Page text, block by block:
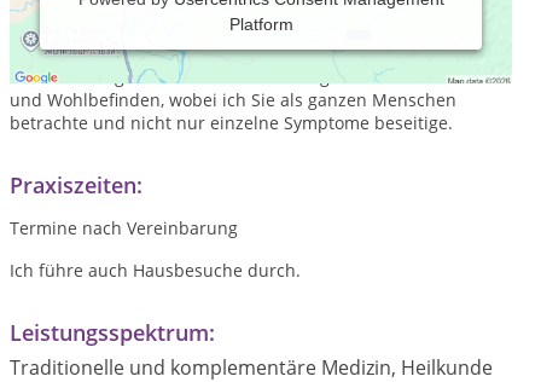
Platform
Meine Naturheilpraxis bietet schwerpunktmäßig natürliche
Frauenheilkunde und Hormonberatung sowie Darmtherapie
an. Gerne begleite ich Sie auf dem Weg zu mehr Gesundheit
und Wohlbefinden, wobei ich Sie als ganzen Menschen
betrachte und nicht nur einzelne Symptome beseitige.
Praxiszeiten:
Termine nach Vereinbarung
Ich führe auch Hausbesuche durch.
Leistungsspektrum:
Traditionelle und komplementäre Medizin, Heilkunde